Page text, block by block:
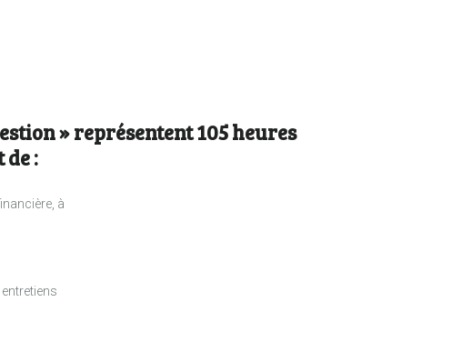
» représentent 105 heures
:
à